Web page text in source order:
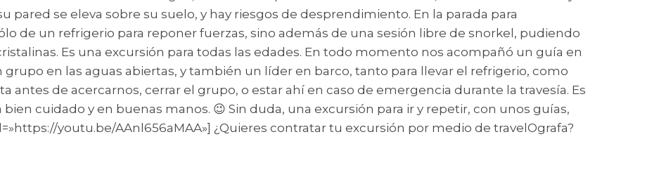
pared se eleva sobre su suelo, y hay riesgos de desprendimiento. En la parada para
de un refrigerio para reponer fuerzas, sino además de una sesión libre de snorkel, pudiendo
Es una excursión para todas las edades. En todo momento nos acompañó un guía en
en las aguas abiertas, y también un líder en barco, tanto para llevar el refrigerio, como
antes de acercarnos, cerrar el grupo, o estar ahí en caso de emergencia durante la travesía. Es
cuidado y en buenas manos. 😉 Sin duda, una excursión para ir y repetir, con unos guías,
youtu.be/AAnl656aMAA»] ¿Quieres contratar tu excursión por medio de travelOgrafa?